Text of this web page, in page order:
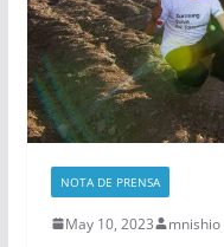
NOTA DE PRENSA
May 10, 2023 mnishio